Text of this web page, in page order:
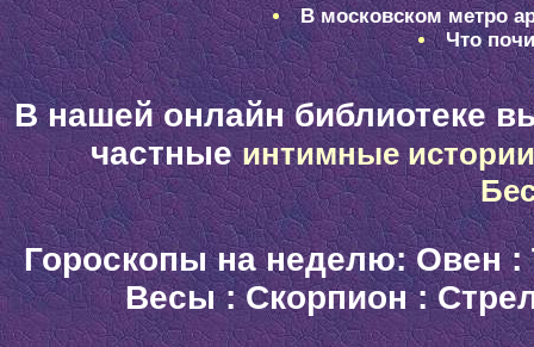
В московском метро
Что
В нашей онлайн библиотеке
частныеинтимные истории
Гороскопы на неделю:Овен:
Весы:Скорпион: